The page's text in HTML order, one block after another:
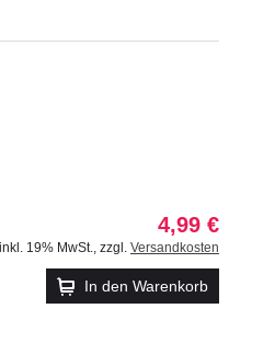
4,99 €
inkl. 19% MwSt. zzgl. Versandkosten
In den Warenkorb